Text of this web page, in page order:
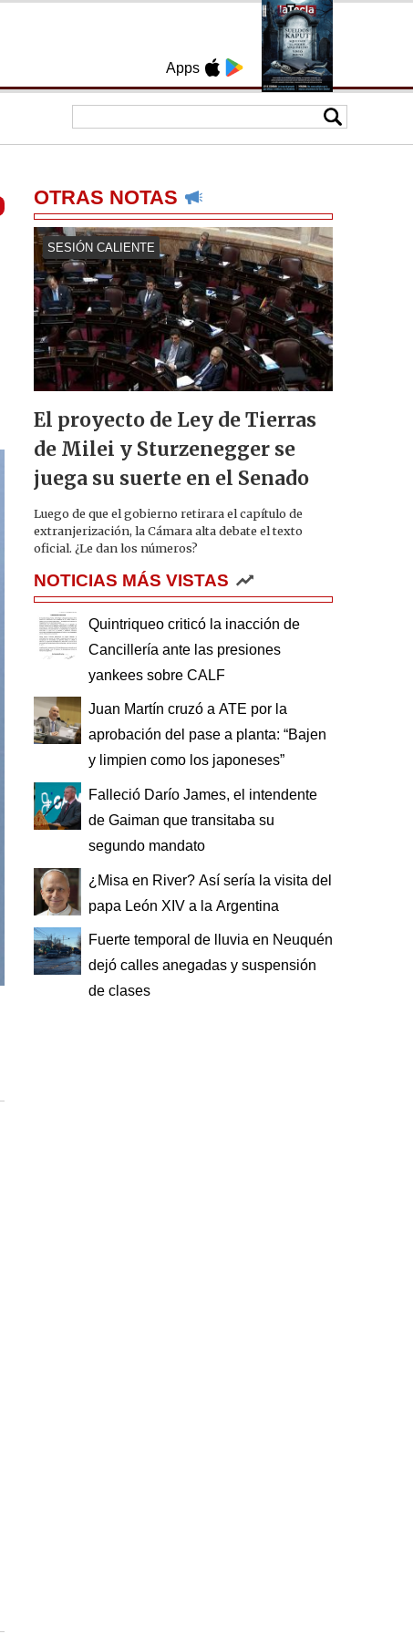
Apps
OTRAS NOTAS
SESIÓN CALIENTE
El proyecto de Ley de Tierras
de Milei y Sturzenegger se
juega su suerte en el Senado
Luego de que el gobierno retirara el capítulo de
extranjerización, la Cámara alta debate el texto
oficial. ¿Le dan los números?
NOTICIAS MÁS VISTAS
Quintriqueo criticó la inacción de
Cancillería ante las presiones
yankees sobre CALF
Juan Martín cruzó a ATE por la
aprobación del pase a planta: “Bajen
y limpien como los japoneses”
Falleció Darío James, el intendente
de Gaiman que transitaba su
segundo mandato
¿Misa en River? Así sería la visita del
papa León XIV a la Argentina
Fuerte temporal de lluvia en Neuquén
dejó calles anegadas y suspensión
de clases